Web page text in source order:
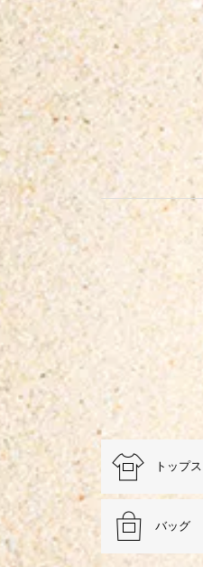
トップス
バッグ